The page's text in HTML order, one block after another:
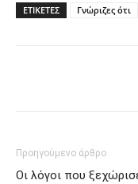
ΕΤΙΚΕΤΕΣ Γνώριζες ότι
Προηγούμενο άρθρο
Οι λόγοι που